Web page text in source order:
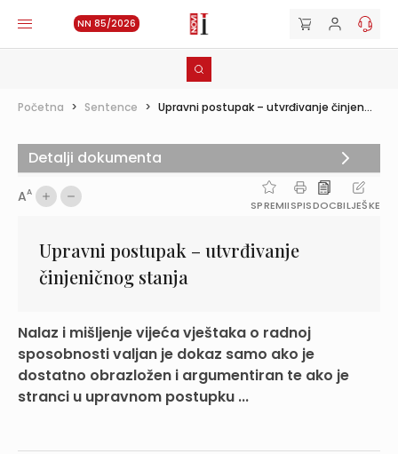
NN 85/2026
Početna > Sentence > Upravni postupak – utvrđivanje činjen...
AA
SPREMIISPISDOCBILJEŠKE
Upravni postupak – utvrđivanje
činjeničnog stanja
Nalaz i mišljenje vijeća vještaka o radnoj
sposobnosti valjan je dokaz samo ako je
dostatno obrazložen i argumentiran te ako je
stranci u upravnom postupku ...
Detalji dokumenta